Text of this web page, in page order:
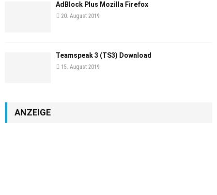
AdBlock Plus Mozilla Firefox
20. August 2019
Teamspeak 3 (TS3) Download
15. August 2019
ANZEIGE